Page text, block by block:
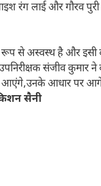
रंग लाई और गौरव
रूप से अस्वस्थ है और
संजीव कुमार ने
आधार पर आगे
सैनी